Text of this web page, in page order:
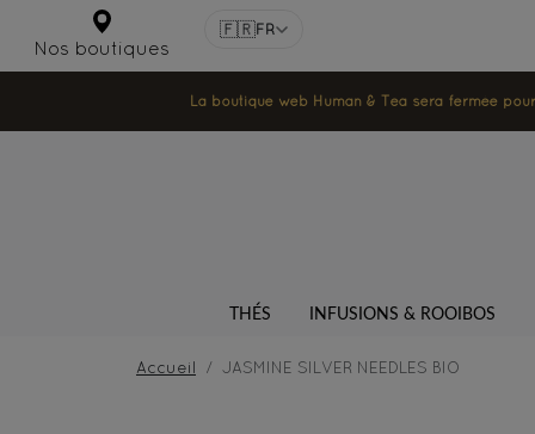
Nos boutiques
🇫🇷FR
La boutique web Human & Tea sera fermée
THÉS INFUSIONS & ROOIBOS
Accueil JASMINE SILVER NEEDLES BIO